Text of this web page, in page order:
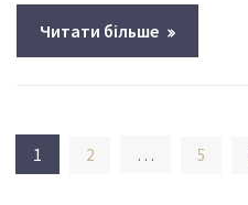
Читати більше
Пагінація
записів
1 2 … 5